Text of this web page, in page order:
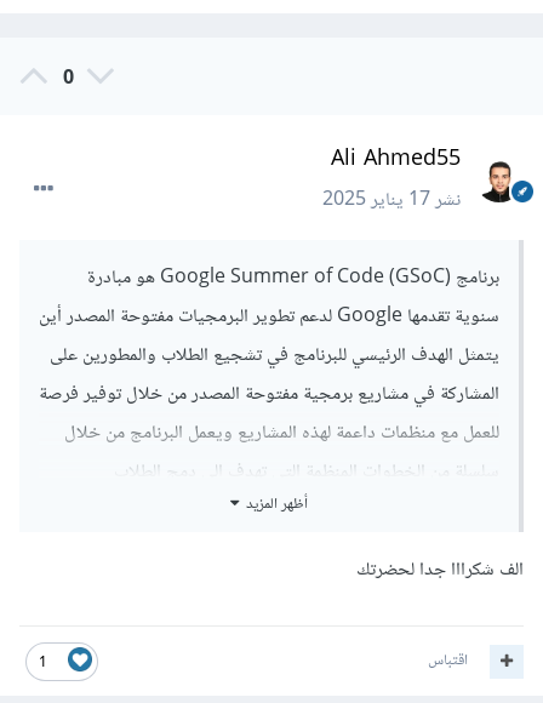
0
Ali Ahmed55
نشر17 يناير 2025
برنامج Google Summer of Code (GSoC) هو مبادرة
سنوية تقدمها Google لدعم تطوير البرمجيات مفتوحة المصدر أين
يتمثل الهدف الرئيسي للبرنامج في تشجيع الطلاب والمطورين على
المشاركة في مشاريع برمجية مفتوحة المصدر من خلال توفير فرصة
للعمل مع منظمات داعمة لهذه المشاريع ويعمل البرنامج من خلال
سلسلة من الخطوات المنظمة التي تهدف إلى دمج الطلاب
والمطورين في مشاريع برمجية مفتوحة المصدر. تبدأ العملية عندما
المطورون الراغبون في المشاركة بطلبات لتنفيذ مشاريع محددة
أظهر المزيد
الف شكرااا جدا لحضرتك
1 اقتباس